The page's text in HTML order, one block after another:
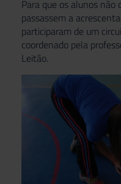
Para que os alunos não
passassem a
participaram de um
coordenado pela
Leitão.